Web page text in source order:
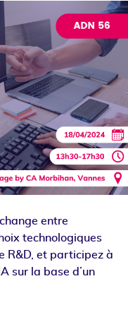
entre
technologiques
R&D, et participez à
sur la base d’un